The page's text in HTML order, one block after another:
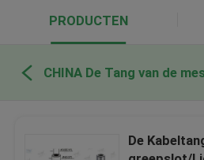
PRODUCTEN
CHINA De Tang van de
De